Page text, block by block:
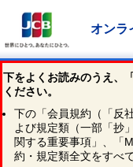
オンラ
下をよくお読みのうえ、
ください。
下の「会員規約（「反
よび規定類（一部「抄
関する重要事項」、「
約・規定類全文をすべ